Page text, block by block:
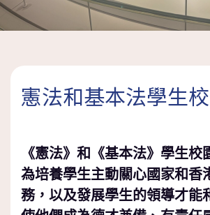
憲法和基本法學生
《憲法》和《基本法》學生校
為培養學生主動關心國家和香
務，以及發展學生的領導才能